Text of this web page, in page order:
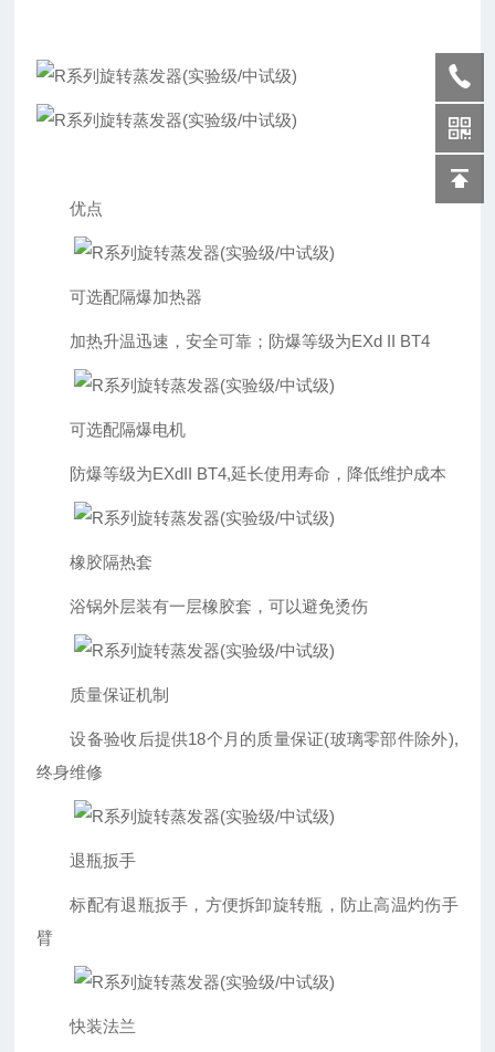
优点
可选配隔爆加热器
加热升温迅速，安全可靠；防爆等级为EXd II BT4
可选配隔爆电机
防爆等级为EXdII BT4,延长使用寿命，降低维护成本
橡胶隔热套
浴锅外层装有一层橡胶套，可以避免烫伤
质量保证机制
设备验收后提供18个月的质量保证(玻璃零部件除外),
终身维修
退瓶扳手
标配有退瓶扳手，方便拆卸旋转瓶，防止高温灼伤手
臂
快装法兰